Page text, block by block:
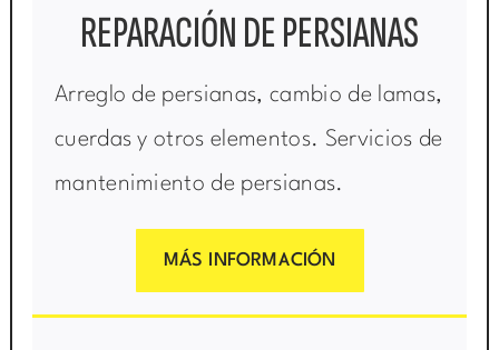
REPARACIÓN DE PERSIANAS
Arreglo de persianas, cambio de lamas,
cuerdas y otros elementos. Servicios de
mantenimiento de persianas.
MÁS INFORMACIÓN